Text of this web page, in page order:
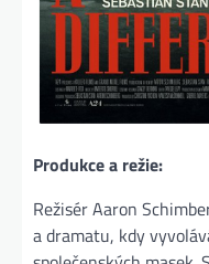
Produkce a režie:
Režisér Aaron
a dramatu, kdy